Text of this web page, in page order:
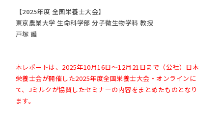
【2025年度 全国栄養士大会】
東京農業大学 生命科学部 分子微生物学科 教授
戸塚 護
本レポートは、2025年10月16日～12月21日まで（公社）日本
栄養士会が開催した2025年度全国栄養士大会・オンラインに
て、Jミルクが協賛したセミナーの内容をまとめたものとなり
ます。